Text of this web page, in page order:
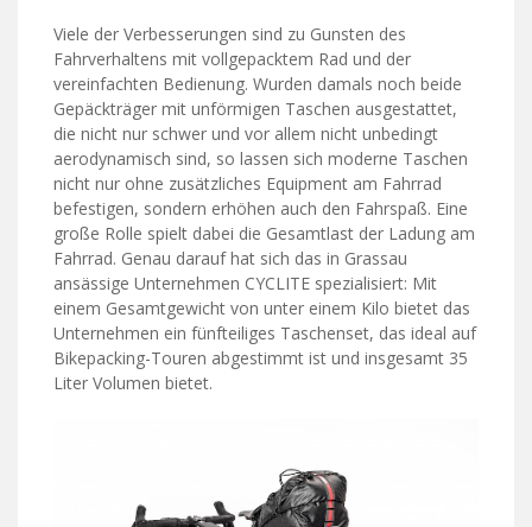
Viele der Verbesserungen sind zu Gunsten des
Fahrverhaltens mit vollgepacktem Rad und der
vereinfachten Bedienung. Wurden damals noch beide
Gepäckträger mit unförmigen Taschen ausgestattet,
die nicht nur schwer und vor allem nicht unbedingt
aerodynamisch sind, so lassen sich moderne Taschen
nicht nur ohne zusätzliches Equipment am Fahrrad
befestigen, sondern erhöhen auch den Fahrspaß. Eine
große Rolle spielt dabei die Gesamtlast der Ladung am
Fahrrad. Genau darauf hat sich das in Grassau
ansässige Unternehmen CYCLITE spezialisiert: Mit
einem Gesamtgewicht von unter einem Kilo bietet das
Unternehmen ein fünfteiliges Taschenset, das ideal auf
Bikepacking-Touren abgestimmt ist und insgesamt 35
Liter Volumen bietet.